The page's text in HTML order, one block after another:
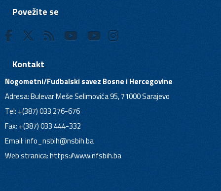
Povežite se
Kontakt
Nogometni/Fudbalski savez Bosne i Hercegovine
Adresa: Bulevar Meše Selimovića 95, 71000 Sarajevo
Tel: +(387) 033 276-676
Fax: +(387) 033 444-332
Email:info_nsbih@nsbih.ba
Web stranica: https://www.nfsbih.ba